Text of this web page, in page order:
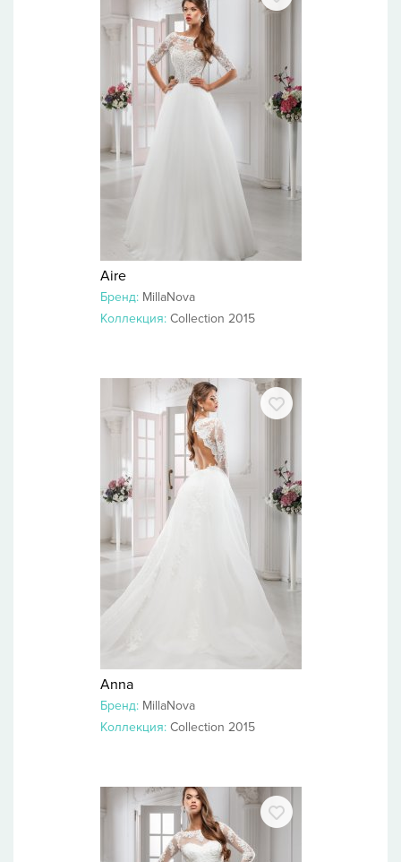
Aire
Бренд: MillaNova
Коллекция: Collection 2015
Anna
Бренд: MillaNova
Коллекция: Collection 2015